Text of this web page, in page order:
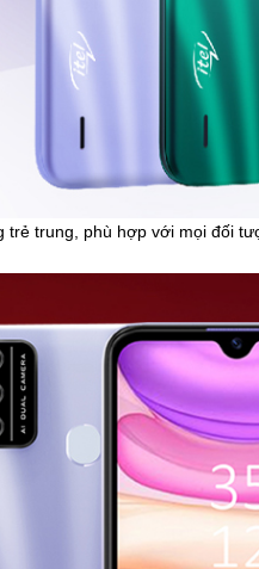
trung, phù hợp với mọi đối